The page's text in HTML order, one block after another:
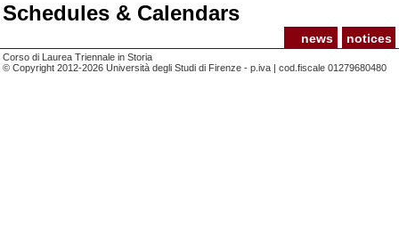
Schedules & Calendars
news notices
Corso di Laurea Triennale in Storia
© Copyright 2012-2026 Università degli Studi di Firenze - p.iva | cod.fiscale 01279680480